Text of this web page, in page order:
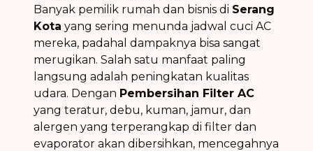
Banyak pemilik rumah dan bisnis di Serang
Kota yang sering menunda jadwal cuci AC
mereka, padahal dampaknya bisa sangat
merugikan. Salah satu manfaat paling
langsung adalah peningkatan kualitas
udara. Dengan Pembersihan Filter AC
yang teratur, debu, kuman, jamur, dan
alergen yang terperangkap di filter dan
evaporator akan dibersihkan, mencegahnya